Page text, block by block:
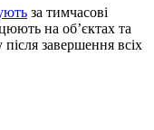
за тимчасові
на об’єктах та
завершення всіх